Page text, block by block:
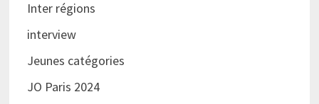
Inter régions
interview
Jeunes catégories
JO Paris 2024